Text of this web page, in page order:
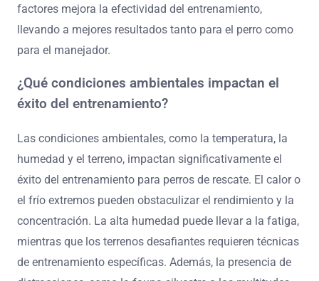
factores mejora la efectividad del entrenamiento,
llevando a mejores resultados tanto para el perro como
para el manejador.
¿Qué condiciones ambientales impactan el
éxito del entrenamiento?
Las condiciones ambientales, como la temperatura, la
humedad y el terreno, impactan significativamente el
éxito del entrenamiento para perros de rescate. El calor o
el frío extremos pueden obstaculizar el rendimiento y la
concentración. La alta humedad puede llevar a la fatiga,
mientras que los terrenos desafiantes requieren técnicas
de entrenamiento específicas. Además, la presencia de